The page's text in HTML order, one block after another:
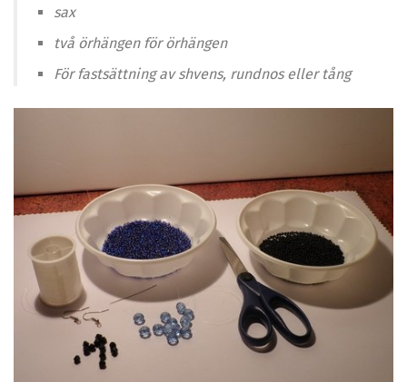
sax
två örhängen för örhängen
För fastsättning av shvens, rundnos eller tång